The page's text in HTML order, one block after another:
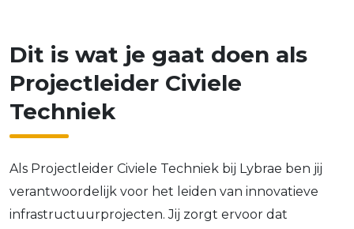
Dit is wat je gaat doen als
Projectleider Civiele
Techniek
Als Projectleider Civiele Techniek bij Lybrae ben jij
verantwoordelijk voor het leiden van innovatieve
infrastructuurprojecten. Jij zorgt ervoor dat